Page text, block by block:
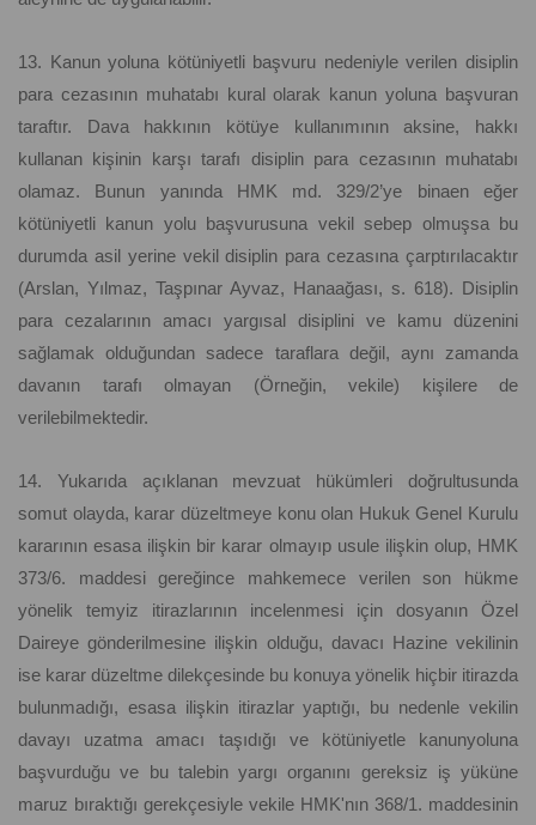
13. Kanun yoluna kötüniyetli başvuru nedeniyle verilen disiplin
para cezasının muhatabı kural olarak kanun yoluna başvuran
taraftır. Dava hakkının kötüye kullanımının aksine, hakkı
kullanan kişinin karşı tarafı disiplin para cezasının muhatabı
olamaz. Bunun yanında HMK md. 329/2’ye binaen eğer
kötüniyetli kanun yolu başvurusuna vekil sebep olmuşsa bu
durumda asil yerine vekil disiplin para cezasına çarptırılacaktır
(Arslan, Yılmaz, Taşpınar Ayvaz, Hanaağası, s. 618). Disiplin
para cezalarının amacı yargısal disiplini ve kamu düzenini
sağlamak olduğundan sadece taraflara değil, aynı zamanda
davanın tarafı olmayan (Örneğin, vekile) kişilere de
verilebilmektedir.
14. Yukarıda açıklanan mevzuat hükümleri doğrultusunda
somut olayda, karar düzeltmeye konu olan Hukuk Genel Kurulu
kararının esasa ilişkin bir karar olmayıp usule ilişkin olup, HMK
373/6. maddesi gereğince mahkemece verilen son hükme
yönelik temyiz itirazlarının incelenmesi için dosyanın Özel
Daireye gönderilmesine ilişkin olduğu, davacı Hazine vekilinin
ise karar düzeltme dilekçesinde bu konuya yönelik hiçbir itirazda
bulunmadığı, esasa ilişkin itirazlar yaptığı, bu nedenle vekilin
davayı uzatma amacı taşıdığı ve kötüniyetle kanunyoluna
başvurduğu ve bu talebin yargı organını gereksiz iş yüküne
maruz bıraktığı gerekçesiyle vekile HMK'nın 368/1. maddesinin